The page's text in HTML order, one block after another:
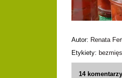
Autor: Renata
Etykiety:
14